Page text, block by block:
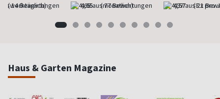
(werktäglich) 4,65 (monatlich) 4,57 (8 x pro
Haus & Garten Magazine